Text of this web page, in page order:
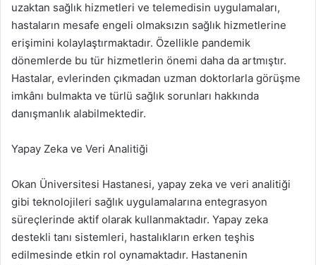
uzaktan sağlık hizmetleri ve telemedisin uygulamaları,
hastaların mesafe engeli olmaksızın sağlık hizmetlerine
erişimini kolaylaştırmaktadır. Özellikle pandemik
dönemlerde bu tür hizmetlerin önemi daha da artmıştır.
Hastalar, evlerinden çıkmadan uzman doktorlarla görüşme
imkânı bulmakta ve türlü sağlık sorunları hakkında
danışmanlık alabilmektedir.
Yapay Zeka ve Veri Analitiği
Okan Üniversitesi Hastanesi, yapay zeka ve veri analitiği
gibi teknolojileri sağlık uygulamalarına entegrasyon
süreçlerinde aktif olarak kullanmaktadır. Yapay zeka
destekli tanı sistemleri, hastalıkların erken teşhis
edilmesinde etkin rol oynamaktadır. Hastanenin